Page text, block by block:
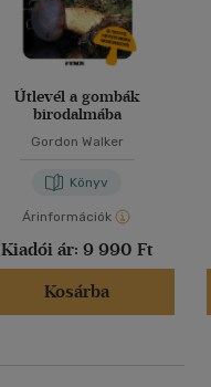
Útlevél a gombák
birodalmába
Gordon Walker
Könyv
Árinformációk
Kiadói ár: 9 990 Ft
Kosárba